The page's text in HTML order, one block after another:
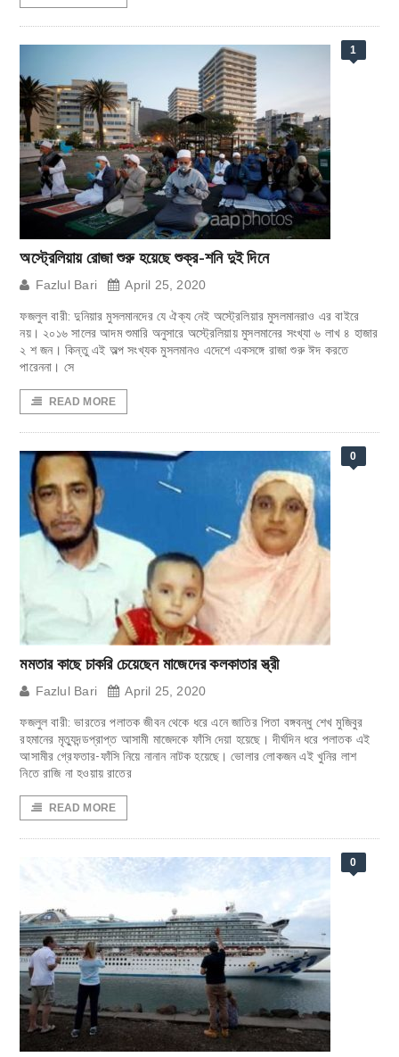
1
অস্ট্রেলিয়ায় রোজা শুরু হয়েছে শুক্র-শনি দুই দিনে
Fazlul Bari April 25, 2020
ফজলুল বারী: দুনিয়ার মুসলমানদের যে ঐক্য নেই অস্ট্রেলিয়ার মুসলমানরাও এর বাইরে
নয়। ২০১৬ সালের আদম শুমারি অনুসারে অস্ট্রেলিয়ায় মুসলমানের সংখ্যা ৬ লাখ ৪ হাজার
২ শ জন। কিন্তু এই অল্প সংখ্যক মুসলমানও এদেশে একসঙ্গে রাজা শুরু ঈদ করতে
পারেননা। সে
READ MORE
0
মমতার কাছে চাকরি চেয়েছেন মাজেদের কলকাতার স্ত্রী
Fazlul Bari April 25, 2020
ফজলুল বারী: ভারতের পলাতক জীবন থেকে ধরে এনে জাতির পিতা বঙ্গবন্ধু শেখ মুজিবুর
রহমানের মৃত্যুদন্ডপ্রাপ্ত আসামী মাজেদকে ফাঁসি দেয়া হয়েছে। দীর্ঘদিন ধরে পলাতক এই
আসামীর গ্রেফতার-ফাঁসি নিয়ে নানান নাটক হয়েছে। ভোলার লোকজন এই খুনির লাশ
নিতে রাজি না হওয়ায় রাতের
READ MORE
0